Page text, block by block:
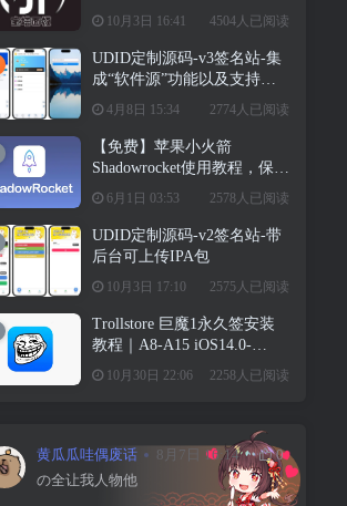
10月3日 16:41 4504人已阅读
UDID定制源码-v3签名站-集
成“软件源”功能以及支持上
4月8日 15:34 2774人已阅读
【免费】苹果小火箭
Shadowrocket使用教程，保姆
级教学请勿用于违法行为！
6月1日 03:53 2578人已阅读
UDID定制源码-v2签名站-带
后台可上传IPA包
10月3日 17:10 2575人已阅读
Trollstore 巨魔1永久签安装
教程｜A8-A15 iOS14.0-
10月30日 22:06 2258人已阅读
黄瓜瓜哇偶废话 8月7日 16:14
0
の全让我人物他